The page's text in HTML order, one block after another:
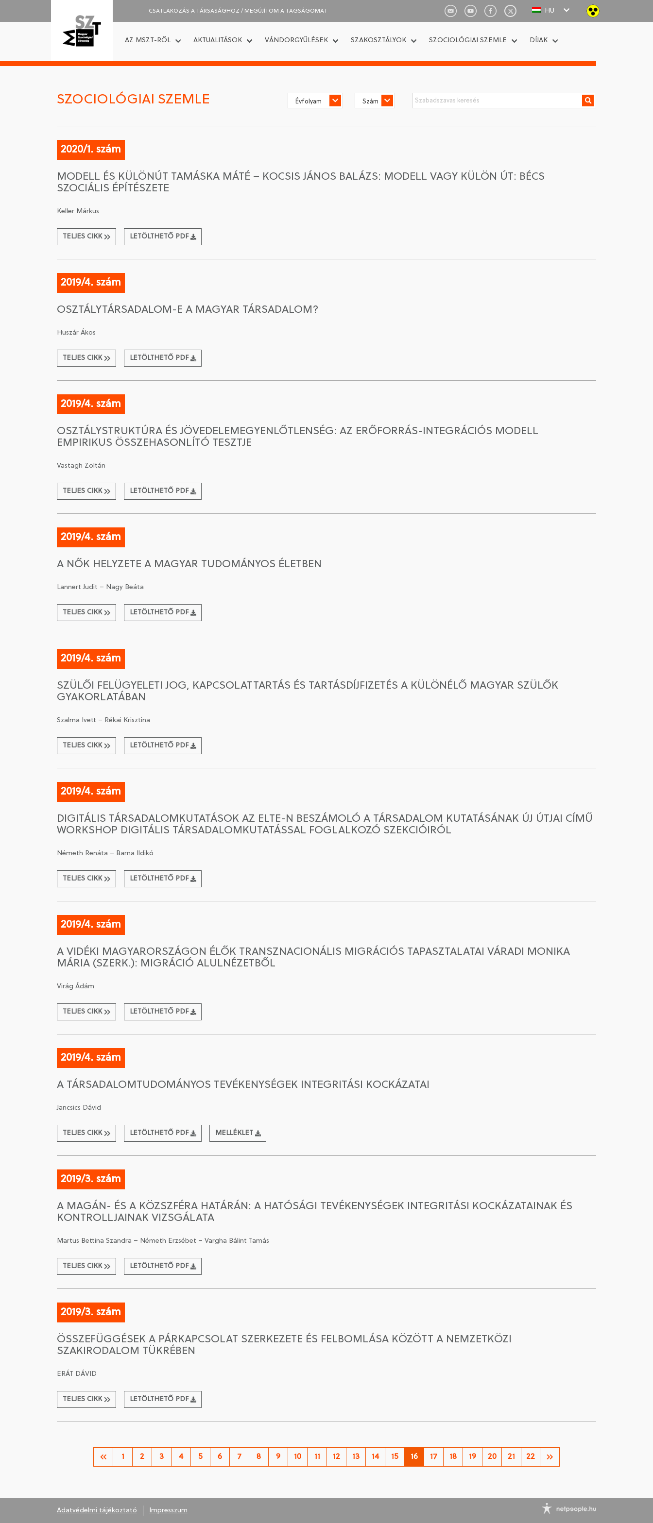
CSATLAKOZÁS A TÁRSASÁGHOZ / MEGÚJÍTOM A TAGSÁGOMAT HU
AZ MSZT-RŐL AKTUALITÁSOK VÁNDORGYŰLÉSEK SZAKOSZTÁLYOK SZOCIOLÓGIAI SZEMLE DÍJAK
SZOCIOLÓGIAI SZEMLE
2020/1. szám
MODELL ÉS KÜLÖNÚT TAMÁSKA MÁTÉ – KOCSIS JÁNOS BALÁZS: MODELL VAGY KÜLÖN ÚT: BÉCS
SZOCIÁLIS ÉPÍTÉSZETE
Keller Márkus
TELJES CIKK LETÖLTHETŐ PDF
2019/4. szám
OSZTÁLYTÁRSADALOM-E A MAGYAR TÁRSADALOM?
Huszár Ákos
TELJES CIKK LETÖLTHETŐ PDF
2019/4. szám
OSZTÁLYSTRUKTÚRA ÉS JÖVEDELEMEGYENLŐTLENSÉG: AZ ERŐFORRÁS-INTEGRÁCIÓS MODELL
EMPIRIKUS ÖSSZEHASONLÍTÓ TESZTJE
Vastagh Zoltán
TELJES CIKK LETÖLTHETŐ PDF
2019/4. szám
A NŐK HELYZETE A MAGYAR TUDOMÁNYOS ÉLETBEN
Lannert Judit – Nagy Beáta
TELJES CIKK LETÖLTHETŐ PDF
2019/4. szám
SZÜLŐI FELÜGYELETI JOG, KAPCSOLATTARTÁS ÉS TARTÁSDÍJFIZETÉS A KÜLÖNÉLŐ MAGYAR SZÜLŐK
GYAKORLATÁBAN
Szalma Ivett – Rékai Krisztina
TELJES CIKK LETÖLTHETŐ PDF
2019/4. szám
DIGITÁLIS TÁRSADALOMKUTATÁSOK AZ ELTE-N BESZÁMOLÓ A TÁRSADALOM KUTATÁSÁNAK ÚJ ÚTJAI CÍMŰ
WORKSHOP DIGITÁLIS TÁRSADALOMKUTATÁSSAL FOGLALKOZÓ SZEKCIÓIRÓL
Németh Renáta – Barna Ildikó
TELJES CIKK LETÖLTHETŐ PDF
2019/4. szám
A VIDÉKI MAGYARORSZÁGON ÉLŐK TRANSZNACIONÁLIS MIGRÁCIÓS TAPASZTALATAI VÁRADI MONIKA
MÁRIA (SZERK.): MIGRÁCIÓ ALULNÉZETBŐL
Virág Ádám
TELJES CIKK LETÖLTHETŐ PDF
2019/4. szám
A TÁRSADALOMTUDOMÁNYOS TEVÉKENYSÉGEK INTEGRITÁSI KOCKÁZATAI
Jancsics Dávid
TELJES CIKK LETÖLTHETŐ PDF MELLÉKLET
2019/3. szám
A MAGÁN- ÉS A KÖZSZFÉRA HATÁRÁN: A HATÓSÁGI TEVÉKENYSÉGEK INTEGRITÁSI KOCKÁZATAINAK ÉS
KONTROLLJAINAK VIZSGÁLATA
Martus Bettina Szandra – Németh Erzsébet – Vargha Bálint Tamás
TELJES CIKK LETÖLTHETŐ PDF
2019/3. szám
ÖSSZEFÜGGÉSEK A PÁRKAPCSOLAT SZERKEZETE ÉS FELBOMLÁSA KÖZÖTT A NEMZETKÖZI
SZAKIRODALOM TÜKRÉBEN
ERÁT DÁVID
TELJES CIKK LETÖLTHETŐ PDF
1 2 3 4 5 6 7 8 9 10 11 12 13 14 15 16 17 18 19 20 21 22
Adatvédelmi tájékoztató Impresszum